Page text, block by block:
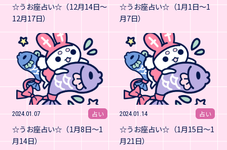
☆うお座占い☆（12月14日～
12月17日）
☆うお座占い☆（1月1日～1
月7日）
2024.01.07 占い
☆うお座占い☆（1月8日～1
月14日）
2024.01.14 占い
☆うお座占い☆（1月15日～1
月21日）